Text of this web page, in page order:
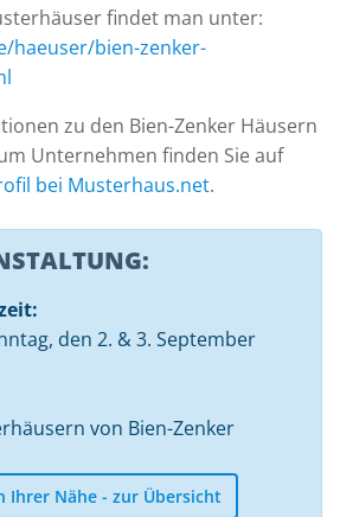
findet man unter:
haeuser/bien-zenker-
zu den Bien-Zenker Häusern
Unternehmen finden Sie auf
bei Musterhaus.net.
den 2. & 3. September
von Bien-Zenker
Ihrer Nähe - zur Übersicht